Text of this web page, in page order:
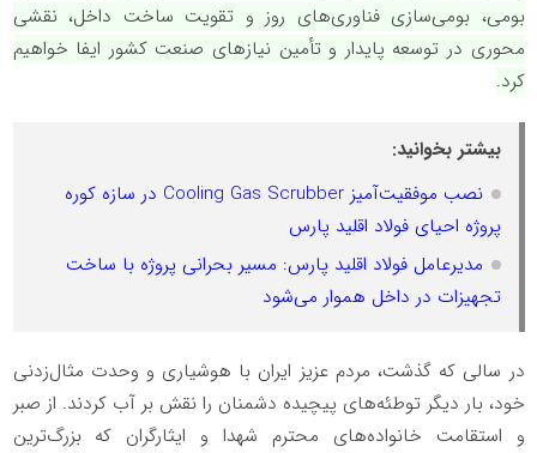
بومی، بومی‌سازی فناوری‌های روز و تقویت ساخت داخل، نقشی
محوری در توسعه پایدار و تأمین نیازهای صنعت کشور ایفا خواهیم
کرد.
بیشتر بخوانید:
نصب موفقیت‌آمیز Cooling Gas Scrubber در سازه کوره
پروژه احیای فولاد اقلید پارس
مدیرعامل فولاد اقلید پارس: مسیر بحرانی پروژه با ساخت
تجهیزات در داخل هموار می‌شود
در سالی که گذشت، مردم عزیز ایران با هوشیاری و وحدت مثال‌زدنی
خود، بار دیگر توطئه‌های پیچیده دشمنان را نقش بر آب کردند. از صبر
و استقامت خانواده‌های محترم شهدا و ایثارگران که بزرگ‌ترین